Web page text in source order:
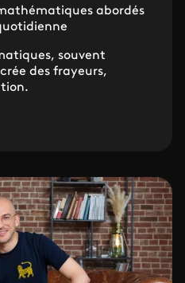
abordés
souvent
des frayeurs,